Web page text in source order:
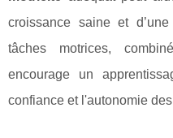
croissance saine et
tâches motrices,
encourage un
confiance et l'autonomie